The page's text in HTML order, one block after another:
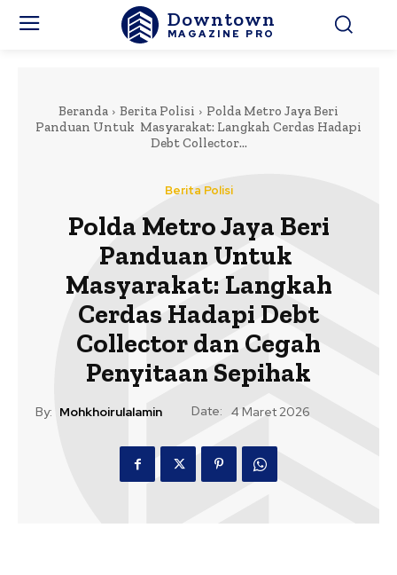
Downtown
MAGAZINE PRO
Beranda Berita Polisi
Polda Metro Jaya Beri
Panduan Untuk Masyarakat: Langkah Cerdas Hadapi
Debt Collector...
Berita Polisi
Polda Metro Jaya Beri
Panduan Untuk
Masyarakat: Langkah
Cerdas Hadapi Debt
Collector dan Cegah
Penyitaan Sepihak
By: Mohkhoirulalamin Date: 4 Maret 2026